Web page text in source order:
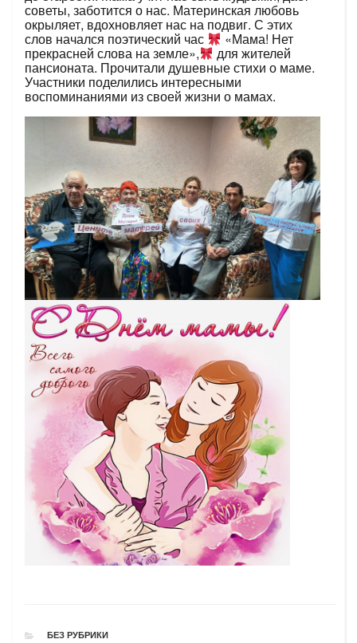
советы, заботится о нас. Материнская любовь
окрыляет, вдохновляет нас на подвиг. С этих
слов начался поэтический час «Мама! Нет
прекрасней слова на земле», для жителей
пансионата. Прочитали душевные стихи о маме.
Участники поделились интересными
воспоминаниями из своей жизни о мамах.
РУБРИКИ
БЕЗ РУБРИКИ